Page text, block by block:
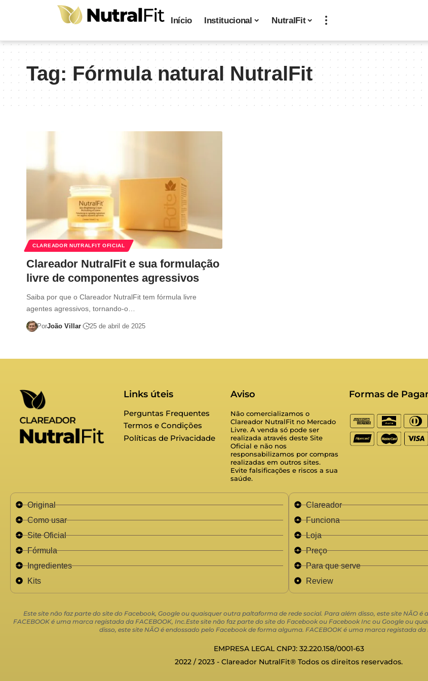
Início Institucional NutralFit
Tag:Fórmula natural NutralFit
CLAREADOR NUTRALFIT OFICIAL
Clareador NutralFit e sua formulação
livre de componentes agressivos
Saiba por que o Clareador NutralFit tem fórmula livre
agentes agressivos, tornando-o…
PorJoão Villar 25 de abril de 2025
Links úteis
Perguntas Frequentes
Termos e Condições
Políticas de Privacidade
Aviso
Não comercializamos o
Clareador NutralFit no Mercado
Livre. A venda só pode ser
realizada através deste Site
Oficial e não nos
responsabilizamos por compras
realizadas em outros sites.
Evite falsificações e riscos a sua
saúde.
Formas de
Original
Como usar
Site Oficial
Fórmula
Ingredientes
Kits
Clareador
Funciona
Loja
Preço
Para que serve
Review
Este site não faz parte do site do Facebook, Google ou quaisquer outra paltaforma de rede social. Para além disso, este site NÃO
FACEBOOK é uma marca registada da FACEBOOK, Inc.Este site não faz parte do site do Facebook ou Facebook Inc ou Google ou
disso, este site NÃO é endossado pelo Facebook de forma alguma. FACEBOOK é uma marca registada da
EMPRESA LEGAL CNPJ: 32.220.158/0001-63
2022 / 2023 - Clareador NutralFit® Todos os direitos reservados.